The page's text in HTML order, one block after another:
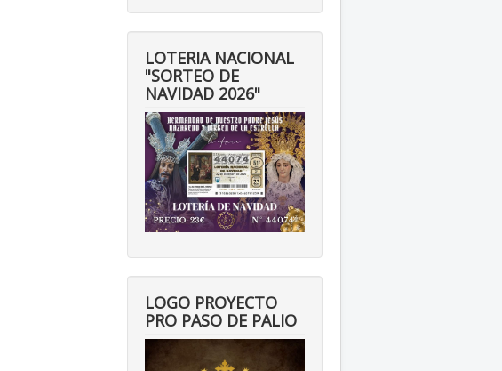
LOTERIA NACIONAL
"SORTEO DE
NAVIDAD 2026"
LOGO PROYECTO
PRO PASO DE PALIO